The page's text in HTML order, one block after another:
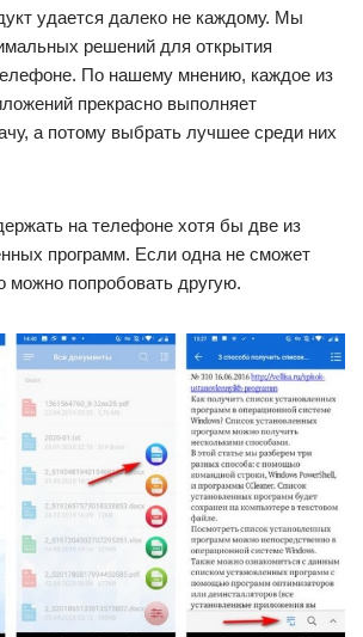
удается далеко не каждому. Мы
решений для открытия
По нашему мнению, каждое из
прекрасно выполняет
а потому выбрать лучшее среди них
на телефоне хотя бы две из
программ. Если одна не сможет
можно попробовать другую.